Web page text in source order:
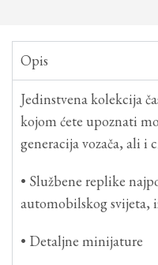
Opis
Jedinstvena kolekcija
kojom ćete upoznati
generacija vozača, ali i
• Službene replike
automobilskog svijeta,
• Detaljne minijature